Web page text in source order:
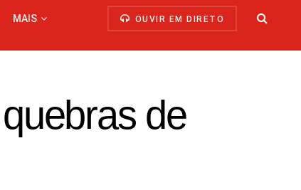
MAIS OUVIR EM DIRETO
de